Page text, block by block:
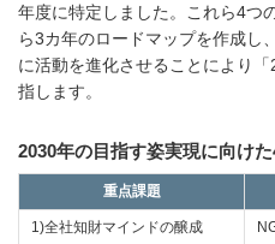
年度に特定しました。これら4つ
ら3カ年のロードマップを作成し
に活動を進化させることにより
指します。
2030年の目指す姿実現に向け
重点課題
1)全社知財マインドの醸成